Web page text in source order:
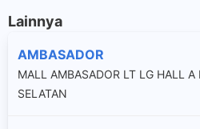
Lainnya
AMBASADOR
MALL AMBASADOR LT LG HALL
SELATAN